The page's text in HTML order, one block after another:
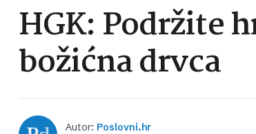
HGK: Podržite
božićna drvca
Autor: Poslovni.hr